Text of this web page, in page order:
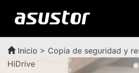
Inicio > Copia de seguridad y
HiDrive